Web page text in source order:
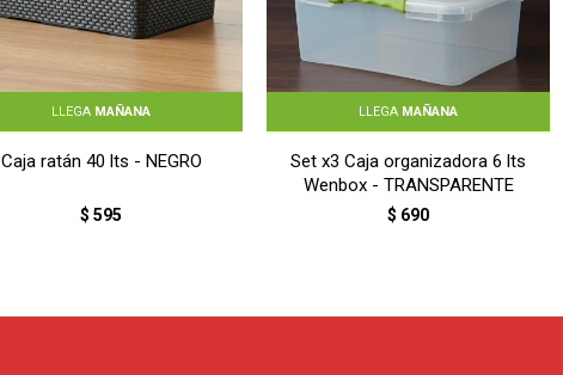
LLEGA MAÑANA
Caja ratán 40 lts - NEGRO
$ 595
LLEGA MAÑANA
Set x3 Caja organizadora 6 lts
Wenbox - TRANSPARENTE
$ 690